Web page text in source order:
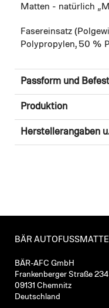
Matten - natürlich
Fasereinsatz
Polypropylen, 50 %
Passform und
Produktion
Herstellerangaben
BÄR
BÄR-AFC GmbH
Frankenberger Straße 234
09131 Chemnitz
Deutschland